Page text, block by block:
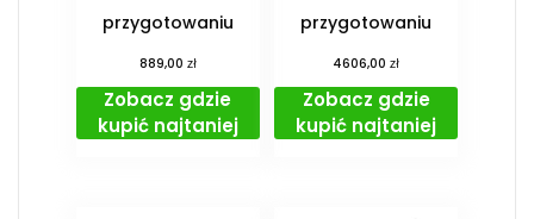
przygotowaniu
889,00 zł
Zobacz gdzie
kupić najtaniej
przygotowaniu
4606,00zł
Zobacz gdzie
kupić najtaniej